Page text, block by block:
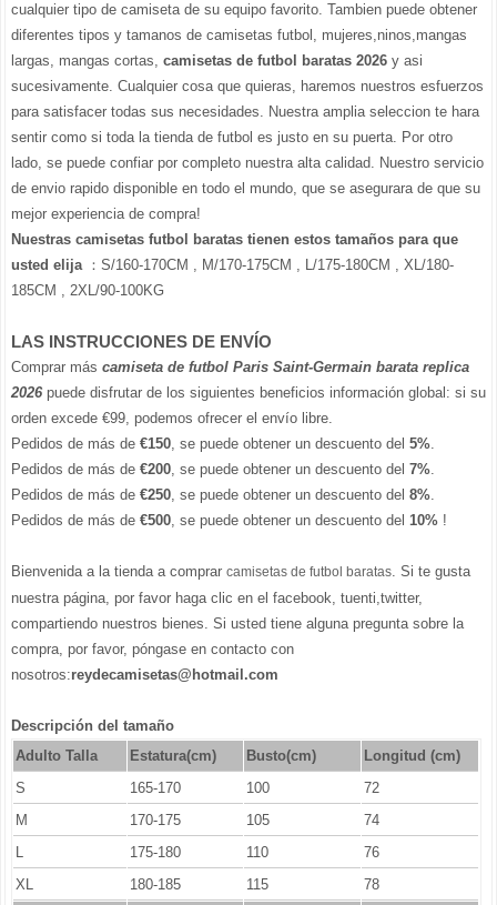
cualquier tipo de camiseta de su equipo favorito. Tambien puede obtener
diferentes tipos y tamanos de camisetas futbol, mujeres,ninos,mangas
largas, mangas cortas, camisetas de futbol baratas 2026 y asi
sucesivamente. Cualquier cosa que quieras, haremos nuestros esfuerzos
para satisfacer todas sus necesidades. Nuestra amplia seleccion te hara
sentir como si toda la tienda de futbol es justo en su puerta. Por otro
lado, se puede confiar por completo nuestra alta calidad. Nuestro servicio
de envio rapido disponible en todo el mundo, que se asegurara de que su
mejor experiencia de compra!
Nuestras camisetas futbol baratas tienen estos tamaños para que
usted elija：S/160-170CM , M/170-175CM , L/175-180CM , XL/180-
185CM , 2XL/90-100KG
LAS INSTRUCCIONES DE ENVÍO
Comprar más camiseta de futbol Paris Saint-Germain barata replica
2026 puede disfrutar de los siguientes beneficios información global: si su
orden excede €99, podemos ofrecer el envío libre.
Pedidos de más de €150, se puede obtener un descuento del 5%.
Pedidos de más de €200, se puede obtener un descuento del 7%.
Pedidos de más de €250, se puede obtener un descuento del 8%.
Pedidos de más de €500, se puede obtener un descuento del 10% !
Bienvenida a la tienda a comprar camisetas de futbol baratas. Si te gusta
nuestra página, por favor haga clic en el facebook, tuenti,twitter,
compartiendo nuestros bienes. Si usted tiene alguna pregunta sobre la
compra, por favor, póngase en contacto con
nosotros:reydecamisetas@hotmail.com
Descripción del tamaño
Adulto Talla
Estatura(cm) Busto(cm)
Longitud (cm)
S
165-170 100
72
M
170-175 105
74
L
175-180 110
76
XL
180-185 115 78